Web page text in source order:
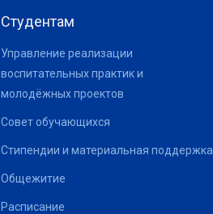
Студентам
Управление реализации
воспитательных практик и
молодёжных проектов
Совет обучающихся
Стипендии и материальная поддержка
Общежитие
Расписание